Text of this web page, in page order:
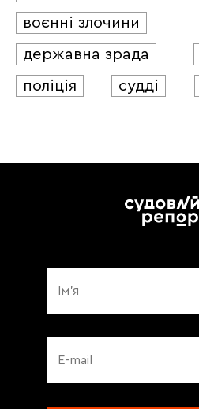
воєнні злочини
державна зрада
поліція
судді